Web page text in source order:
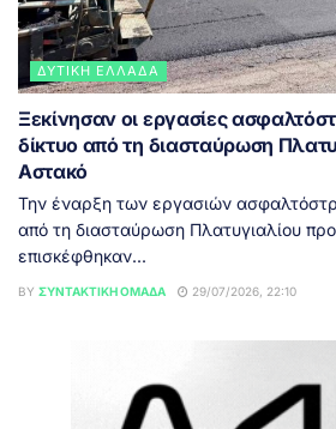
ΔΥΤΙΚΉ ΕΛΛΆΔΑ
Ξεκίνησαν οι εργασίες
δίκτυο από τη διασταύρωση
Αστακό
Την έναρξη των εργασιών
από τη διασταύρωση Πλατυγιαλίου
επισκέφθηκαν...
BY ΣΥΝΤΑΚΤΙΚΉ ΟΜΆΔΑ 29/07/2026, 22:10